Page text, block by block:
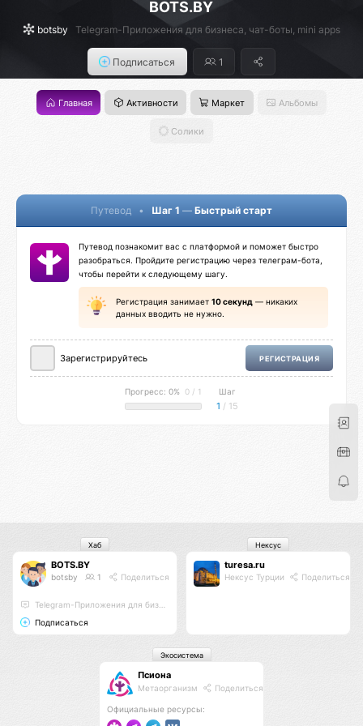
BOTS.BY
botsby Telegram-Приложения для бизнеса, чат-боты, mini apps
Подписаться 1
Главная Активности Маркет Альбомы
Солики
Путевод • Шаг 1 — Быстрый старт
Путевод познакомит вас с платформой и поможет быстро
разобраться. Пройдите регистрацию через телеграм-бота,
чтобы перейти к следующему шагу.
Регистрация занимает 10 секунд — никаких
данных вводить не нужно.
Зарегистрируйтесь РЕГИСТРАЦИЯ
Прогресс: 0% 0 / 1 Шаг
1 / 15
BOTS.BY
botsby 1 Поделиться
Telegram-Приложения для бизнеса, чат-боты, mini apps
Подписаться
Хаб
turesa.ru
Нексус Турции Поделиться
Нексус
Псиона
Метаорганизм Поделиться
Официальные ресурсы:
Экосистема